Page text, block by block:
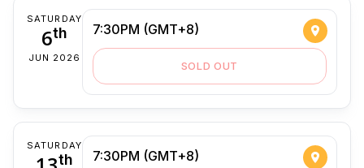
SATURDAY
6th
JUN 2026
7:30PM (GMT+8)
SOLD OUT
SATURDAY
th 7:30PM (GMT+8)